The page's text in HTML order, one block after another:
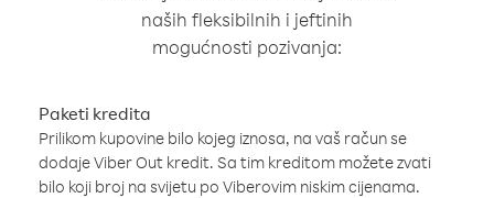
naših fleksibilnih i jeftinih
mogućnosti pozivanja:
Paketi kredita
Prilikom kupovine bilo kojeg iznosa, na vaš račun se
dodaje Viber Out kredit. Sa tim kreditom možete zvati
bilo koji broj na svijetu po Viberovim niskim cijenama.